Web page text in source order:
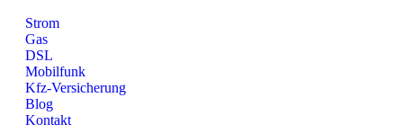
Strom
Gas
DSL
Mobilfunk
Kfz-Versicherung
Blog
Kontakt